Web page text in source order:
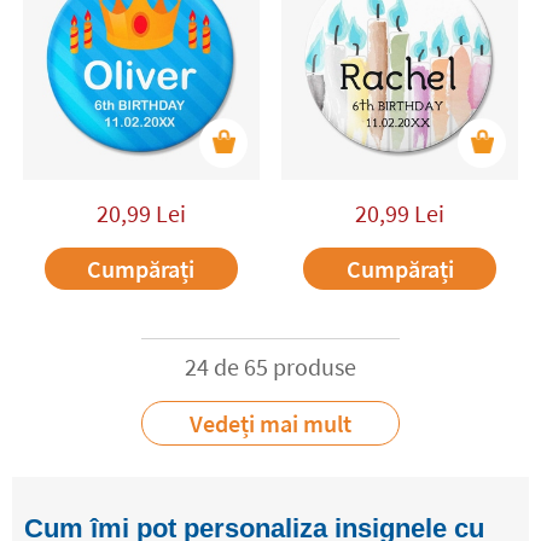
20,99 Lei
Cumpărați
20,99 Lei
Cumpărați
24 de 65 produse
Vedeți mai mult
Cum îmi pot personaliza insignele cu